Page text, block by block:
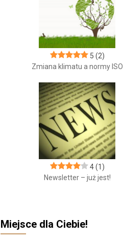
5 (2)
Zmiana klimatu a normy ISO
4 (1)
Newsletter – już jest!
Miejsce dla Ciebie!